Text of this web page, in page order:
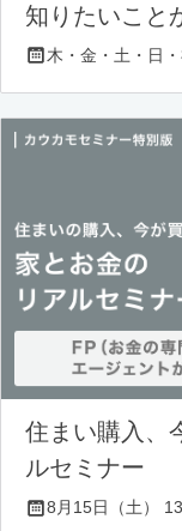
知りたいこと
住まい購入、
ルセミナー
8月15日（土）